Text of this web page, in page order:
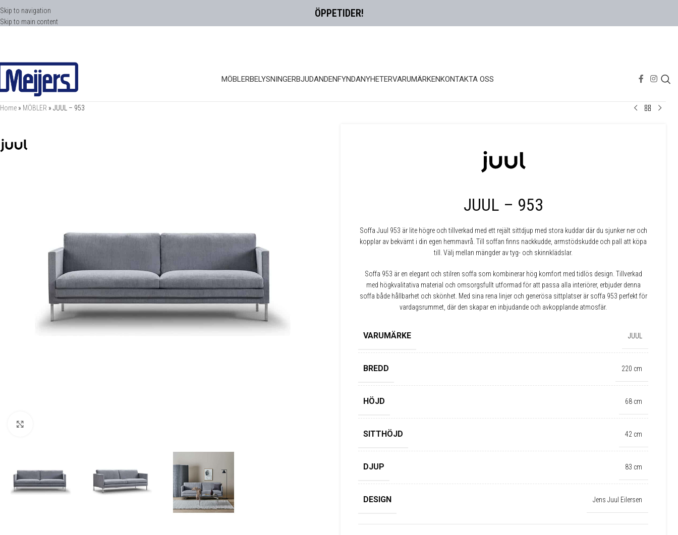
ÖPPETIDER!
Skip to navigation
Skip to main content
MÖBLERBELYSNINGERBJUDANDENFYNDANYHETERVARUMÄRKENKONTAKTA OSS
Home » MÖBLER » JUUL – 953
JUUL – 953
Soffa Juul 953 är lite högre och tillverkad med ett rejält sittdjup med stora kuddar där du sjunker ner och
kopplar av bekvämt i din egen hemmavrå. Till soffan finns nackkudde, armstödskudde och pall att köpa
till. Välj mellan mängder av tyg- och skinnklädslar.
Soffa 953 är en elegant och stilren soffa som kombinerar hög komfort med tidlös design. Tillverkad
med högkvalitativa material och omsorgsfullt utformad för att passa alla interiörer, erbjuder denna
soffa både hållbarhet och skönhet. Med sina rena linjer och generösa sittplatser är soffa 953 perfekt för
vardagsrummet, där den skapar en inbjudande och avkopplande atmosfär.
VARUMÄRKE JUUL
BREDD 220 cm
HÖJD 68 cm
SITTHÖJD 42 cm
DJUP 83 cm
DESIGN Jens Juul Eilersen